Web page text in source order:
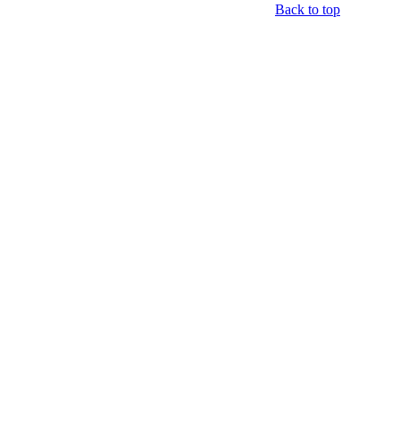
Back to top